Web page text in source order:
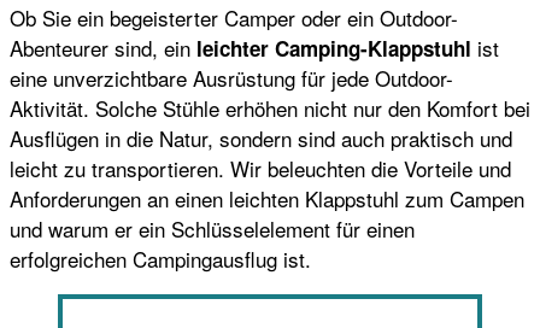
Ob Sie ein begeisterter Camper oder ein Outdoor-
Abenteurer sind, ein leichter Camping-Klappstuhl ist
eine unverzichtbare Ausrüstung für jede Outdoor-
Aktivität. Solche Stühle erhöhen nicht nur den Komfort bei
Ausflügen in die Natur, sondern sind auch praktisch und
leicht zu transportieren. Wir beleuchten die Vorteile und
Anforderungen an einen leichten Klappstuhl zum Campen
und warum er ein Schlüsselelement für einen
erfolgreichen Campingausflug ist.